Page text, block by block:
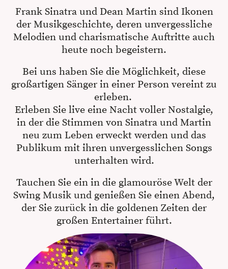
Frank Sinatra und Dean Martin sind Ikonen
der Musikgeschichte, deren unvergessliche
Melodien und charismatische Auftritte auch
heute noch begeistern.
Bei uns haben Sie die Möglichkeit, diese
großartigen Sänger in einer Person vereint zu
erleben.
Erleben Sie live eine Nacht voller Nostalgie,
in der die Stimmen von Sinatra und Martin
neu zum Leben erweckt werden und das
Publikum mit ihren unvergesslichen Songs
unterhalten wird.
Tauchen Sie ein in die glamouröse Welt der
Swing Musik und genießen Sie einen Abend,
der Sie zurück in die goldenen Zeiten der
großen Entertainer führt.